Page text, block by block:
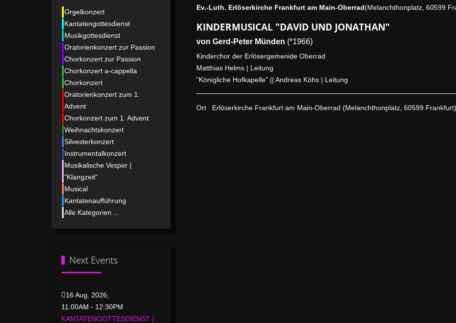
Orgelkonzert
Kantatengottesdienst
Musikgottesdienst
Oratorienkonzert zur Passion
Chorkonzert zur Passion
Chorkonzert a-cappella
Chorkonzert
Oratorienkonzert zum 1.
Advent
Chorkonzert zum 1. Advent
Weihnachtskonzert
Silvesterkonzert
Instrumentalkonzert
Musikalische Vesper |
"Klangzeit"
Musical
Kantatenaufführung
Alle Kategorien ...
Next Events
16 Aug. 2026;
11:00AM - 12:30PM
KANTATENGOTTESDIENST |
Ev.-Luth. Erlöserkirche Frankfurt am Main-Oberrad(Melanchthonplatz, 60599
KINDERMUSICAL "DAVID UND JONATHAN"
von Gerd-Peter Münden (*1966)
Kinderchor der Erlösergemenide Oberrad
Matthias Helms | Leitung
"Königliche Hofkapelle" || Andreas Köhs | Leitung
Ort : Erlöserkirche Frankfurt am Main-Oberrad (Melanchthonplatz, 60599 Frankfurt)